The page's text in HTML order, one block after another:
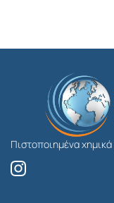
Πιστοποιημένα
I
n